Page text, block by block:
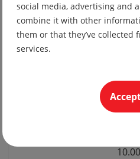
Tie
social media, advertising and
combine it with other
them or that they’ve collected
services.